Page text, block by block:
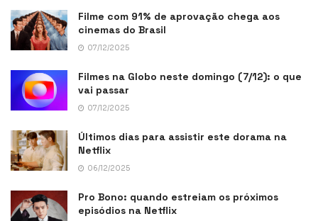
Filme com 91% de aprovação chega aos
cinemas do Brasil
07/12/2025
Filmes na Globo neste domingo (7/12): o que
vai passar
07/12/2025
Últimos dias para assistir este dorama na
Netflix
06/12/2025
Pro Bono: quando estreiam os próximos
episódios na Netflix